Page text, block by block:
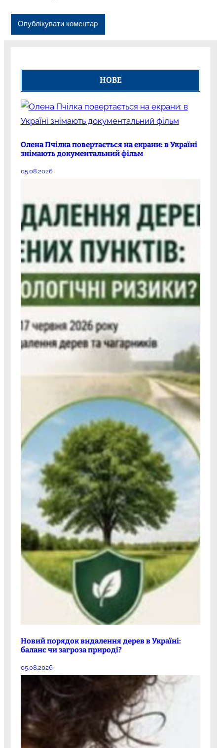
НОВЕ
Олена Пчілка повертається на екрани: в Україні
знімають документальний фільм
05.08.2026
Новий порядок видалення дерев в Україні:
баланс чи загроза природі?
05.08.2026